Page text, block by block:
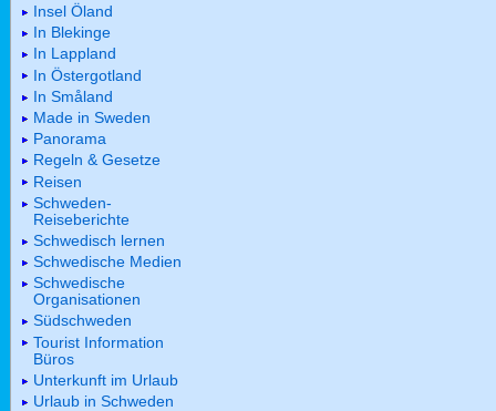
Insel Öland
In Blekinge
In Lappland
In Östergotland
In Småland
Made in Sweden
Panorama
Regeln & Gesetze
Reisen
Schweden-
Reiseberichte
Schwedisch lernen
Schwedische Medien
Schwedische
Organisationen
Südschweden
Tourist Information
Büros
Unterkunft im Urlaub
Urlaub in Schweden